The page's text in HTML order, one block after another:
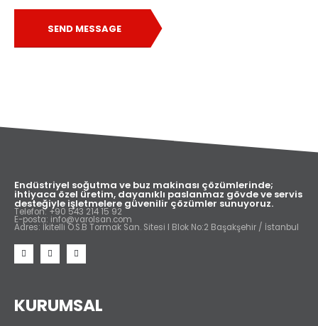
SEND MESSAGE
Endüstriyel soğutma ve buz makinası çözümlerinde;
ihtiyaca özel üretim, dayanıklı paslanmaz gövde ve servis
desteğiyle işletmelere güvenilir çözümler sunuyoruz.
Telefon: +90 543 214 15 92
E-posta: info@varolsan.com
Adres: İkitelli O.S.B Tormak San. Sitesi I Blok No:2 Başakşehir / İstanbul
KURUMSAL